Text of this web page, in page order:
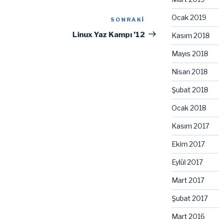
Sonraki
Yazı
SONRAKI
Linux Yaz Kampı ’12
Ocak 2019
Kasım 2018
Mayıs 2018
Nisan 2018
Şubat 2018
Ocak 2018
Kasım 2017
Ekim 2017
Eylül 2017
Mart 2017
Şubat 2017
Mart 2016